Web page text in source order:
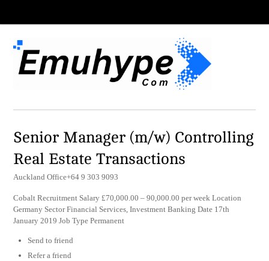
Senior Manager (m/w) Controlling
Real Estate Transactions
Auckland Office+64 9 303 9093
Cobalt Recruitment Salary £70,000.00 – 90,000.00 per week Location
Germany Sector Financial Services, Investment Banking Date 17th
January 2019 Job Type Permanent
Send to friend
Refer a friend